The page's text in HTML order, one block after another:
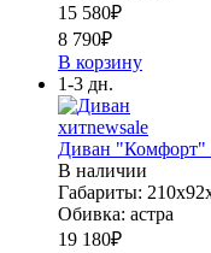
15 580₽
8 790₽
В корзину
1-3 дн.
хитnewsale
Диван "Комфорт"
В наличии
Габариты:
Обивка: астра
19 180₽